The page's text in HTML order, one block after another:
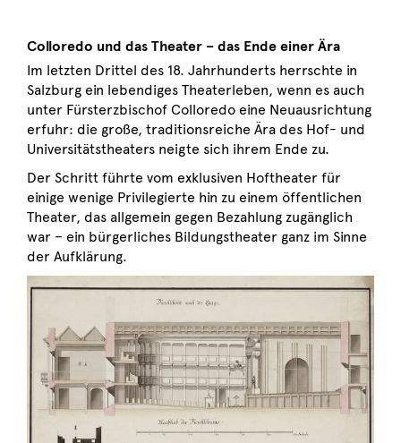
Colloredo und das Theater – das Ende einer Ära
Im letzten Drittel des 18. Jahrhunderts herrschte in
Salzburg ein lebendiges Theaterleben, wenn es auch
unter Fürsterzbischof Colloredo eine Neuausrichtung
erfuhr: die große, traditionsreiche Ära des Hof- und
Universitätstheaters neigte sich ihrem Ende zu.
Der Schritt führte vom exklusiven Hoftheater für
einige wenige Privilegierte hin zu einem öffentlichen
Theater, das allgemein gegen Bezahlung zugänglich
war – ein bürgerliches Bildungstheater ganz im Sinne
der Aufklärung.